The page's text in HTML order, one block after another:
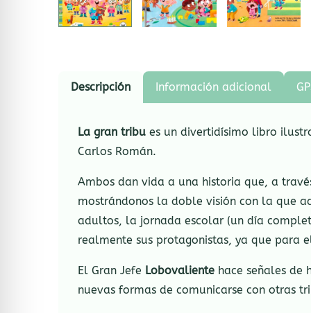
Descripción Información adicional
La gran tribu es un divertidísimo libro
Carlos Román.
Ambos dan vida a una historia que, a
mostrándonos la doble visión con la que
adultos, la jornada escolar (un día
realmente sus protagonistas, ya que para
El Gran Jefe Lobovaliente hace señales de
nuevas formas de comunicarse con otras